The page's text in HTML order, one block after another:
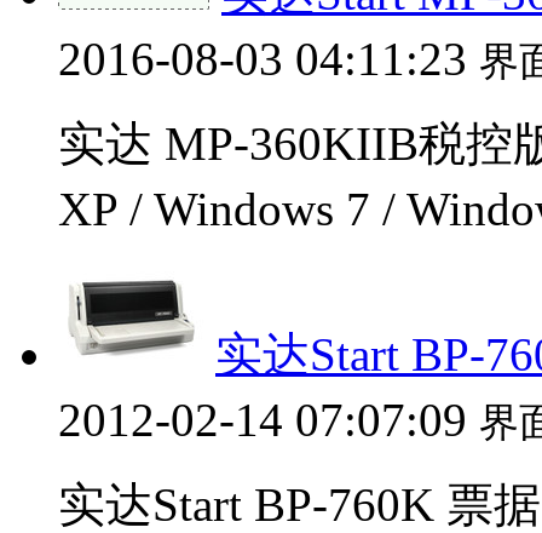
2016-08-03 04:11:23 界
实达 MP-360KIIB税控
XP / Windows 7 /
实达Start BP-
2012-02-14 07:07:09 界
实达Start BP-760K 票